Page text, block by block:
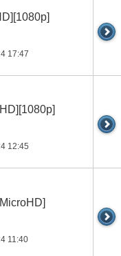
17:47
12:45
11:40